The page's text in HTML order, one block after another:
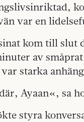
var en
kom till slut
av
starka
Ayaan«, sa
styra